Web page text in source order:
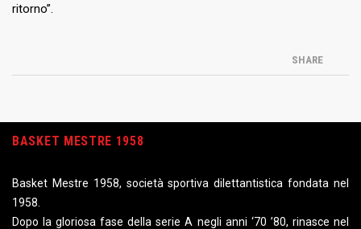
ritorno”.
SHARE
BASKET MESTRE 1958
Basket Mestre 1958, società sportiva dilettantistica fondata nel
1958.
Dopo la gloriosa fase della serie A negli anni ‘70 ’80, rinasce nel